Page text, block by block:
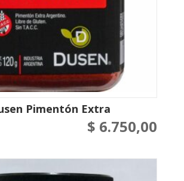
Pimentón Extra
$ 6.750,00